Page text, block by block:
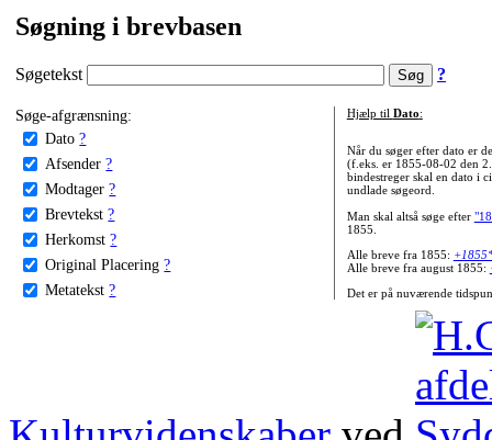
Søgning i brevbasen
Søgetekst ?
Søge-afgrænsning:
Dato ?
Afsender ?
Modtager ?
Brevtekst ?
Herkomst ?
Original Placering ?
Metatekst ?
Hjælp til Dato:
Når du søger efter dato er
(f.eks. er 1855-08-02 den
bindestreger skal en dato i
undlade søgeord.
Man skal altså søge efter
1855.
Alle breve fra 1855:
Alle breve fra august 1855:
Det er på nuværende